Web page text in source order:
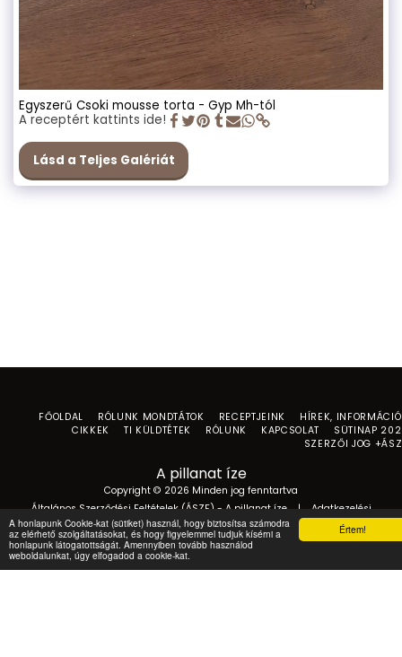
Értem!
A honlapunk Cookie-kat (sütiket) használ, hogy biztosítsa számodra
az elérhető szolgáltatásokat, és hogy figyelemmel tudjuk kísérni a
honlapunk látogatottságát. Amennyiben tovább használod
weboldalunkat, úgy elfogadod a cookie-kat.
Egyszerű Csoki mousse torta - Gyp Mh-tól
A receptért kattints ide!
Lásd a Teljes Galériát
A pillanat íze
Copyright © 2026 Minden jog fenntartva
Általános Szerződési Feltételek (ÁSZF) - A pillanat íze| Adatkezelési
tájékoztató
FŐOLDAL RÓLUNK MONDTÁTOK RECEPTJEINK
HÍREK,
CIKKEK
TI KÜLDTÉTEK RÓLUNK KAPCSOLAT
SÜTINAP
SZERZŐI JOG